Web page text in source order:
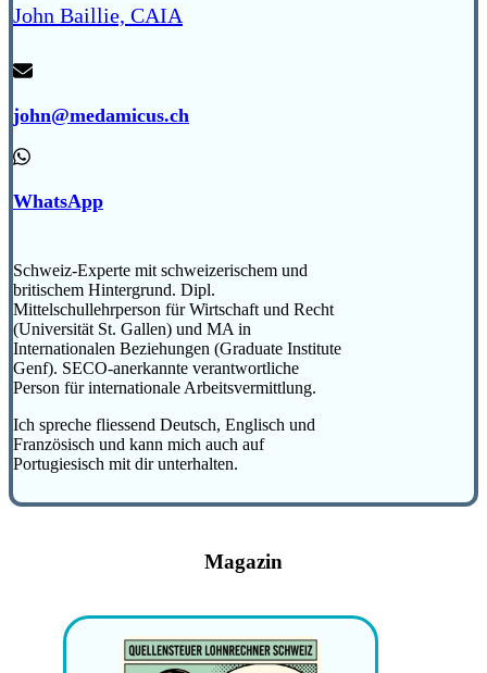
John Baillie, CAIA
john@medamicus.ch
WhatsApp
Schweiz-Experte mit schweizerischem und
britischem Hintergrund. Dipl.
Mittelschullehrperson für Wirtschaft und Recht
(Universität St. Gallen) und MA in
Internationalen Beziehungen (Graduate Institute
Genf). SECO-anerkannte verantwortliche
Person für internationale Arbeitsvermittlung.
Ich spreche fliessend Deutsch, Englisch und
Französisch und kann mich auch auf
Portugiesisch mit dir unterhalten.
Magazin